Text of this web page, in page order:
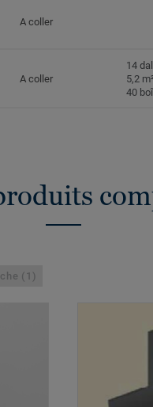
A coller
A coller
14
5,2
40
(1)